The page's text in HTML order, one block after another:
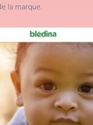
la marque.